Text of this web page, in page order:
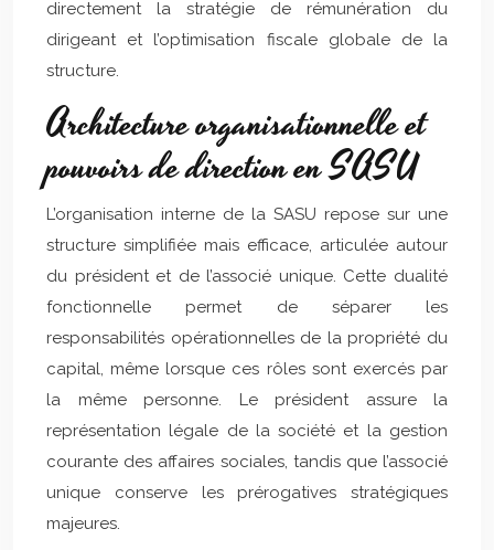
directement la stratégie de rémunération du
dirigeant et l’optimisation fiscale globale de la
structure.
Architecture organisationnelle et
pouvoirs de direction en SASU
L’organisation interne de la SASU repose sur une
structure simplifiée mais efficace, articulée autour
du président et de l’associé unique. Cette dualité
fonctionnelle permet de séparer les
responsabilités opérationnelles de la propriété du
capital, même lorsque ces rôles sont exercés par
la même personne. Le président assure la
représentation légale de la société et la gestion
courante des affaires sociales, tandis que l’associé
unique conserve les prérogatives stratégiques
majeures.